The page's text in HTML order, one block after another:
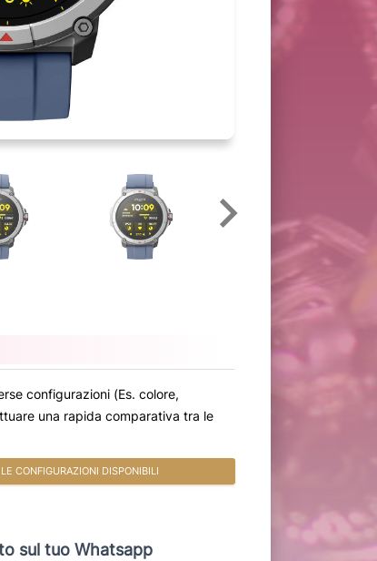
configurazioni (Es. colore,
una rapida comparativa tra le
CONFIGURAZIONI DISPONIBILI
sul tuo Whatsapp